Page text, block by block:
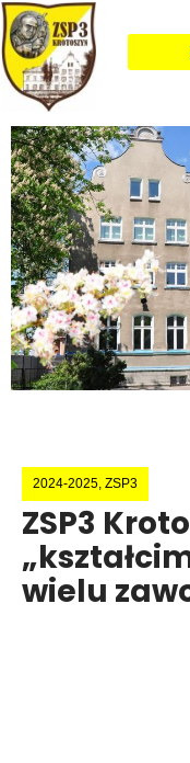
2024-2025 ZSP3
ZSP3
wielu